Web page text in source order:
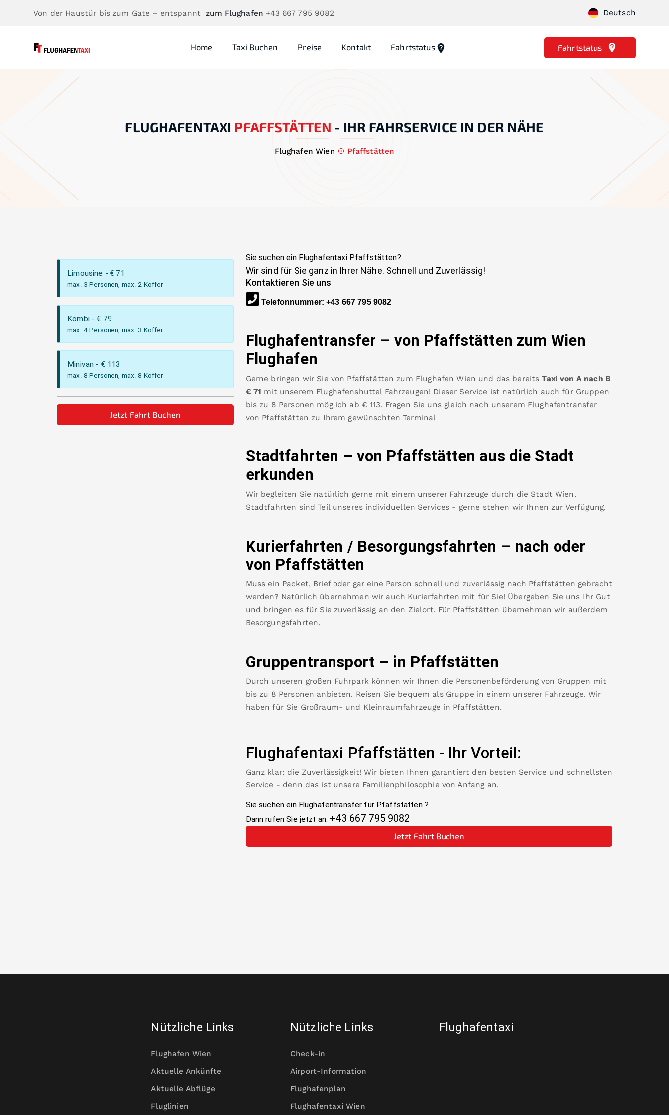
Von der Haustür bis zum Gate – entspannt zum Flughafen +43 667 795 9082 Deutsch
Home Taxi Buchen Preise Kontakt Fahrtstatus Fahrtstatus
FLUGHAFENTAXI PFAFFSTÄTTEN - IHR FAHRSERVICE IN DER NÄHE
Flughafen Wien Pfaffstätten
Limousine - € 71
max. 3 Personen, max. 2 Koffer
Kombi - € 79
max. 4 Personen, max. 3 Koffer
Minivan - € 113
max. 8 Personen, max. 8 Koffer
Jetzt Fahrt Buchen
Sie suchen ein Flughafentaxi Pfaffstätten?
Wir sind für Sie ganz in Ihrer Nähe. Schnell und Zuverlässig!
Kontaktieren Sie uns
Telefonnummer:+43 667 795 9082
Flughafentransfer – von Pfaffstätten zum Wien
Flughafen
Gerne bringen wir Sie von Pfaffstätten zum Flughafen Wien und das bereits Taxi von A nach B
€ 71 mit unserem Flughafenshuttel Fahrzeugen! Dieser Service ist natürlich auch für Gruppen
bis zu 8 Personen möglich ab € 113. Fragen Sie uns gleich nach unserem Flughafentransfer
von Pfaffstätten zu Ihrem gewünschten Terminal
Stadtfahrten – von Pfaffstätten aus die Stadt
erkunden
Wir begleiten Sie natürlich gerne mit einem unserer Fahrzeuge durch die Stadt Wien.
Stadtfahrten sind Teil unseres individuellen Services - gerne stehen wir Ihnen zur Verfügung.
Kurierfahrten / Besorgungsfahrten – nach oder
von Pfaffstätten
Muss ein Packet, Brief oder gar eine Person schnell und zuverlässig nach Pfaffstätten gebracht
werden? Natürlich übernehmen wir auch Kurierfahrten mit für Sie! Übergeben Sie uns Ihr Gut
und bringen es für Sie zuverlässig an den Zielort. Für Pfaffstätten übernehmen wir außerdem
Besorgungsfahrten.
Gruppentransport – in Pfaffstätten
Durch unseren großen Fuhrpark können wir Ihnen die Personenbeförderung von Gruppen mit
bis zu 8 Personen anbieten. Reisen Sie bequem als Gruppe in einem unserer Fahrzeuge. Wir
haben für Sie Großraum- und Kleinraumfahrzeuge in Pfaffstätten.
Flughafentaxi Pfaffstätten - Ihr Vorteil:
Ganz klar: die Zuverlässigkeit! Wir bieten Ihnen garantiert den besten Service und schnellsten
Service - denn das ist unsere Familienphilosophie von Anfang an.
Sie suchen ein Flughafentransfer für Pfaffstätten?
Dann rufen Sie jetzt an: +43 667 795 9082
Jetzt Fahrt Buchen
Nützliche Links
Flughafen Wien
Aktuelle Ankünfte
Aktuelle Abflüge
Fluglinien
Nützliche Links
Check-in
Airport-Information
Flughafenplan
Flughafentaxi Wien
Flughafentaxi